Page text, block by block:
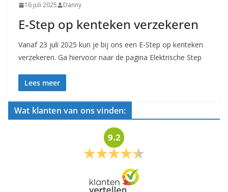
16 juli 2025 Danny
E-Step op kenteken verzekeren
Vanaf 23 juli 2025 kun je bij ons een E-Step op kenteken
verzekeren. Ga hiervoor naar de pagina Elektrische Step
Lees meer
Wat klanten van ons vinden:
9.2